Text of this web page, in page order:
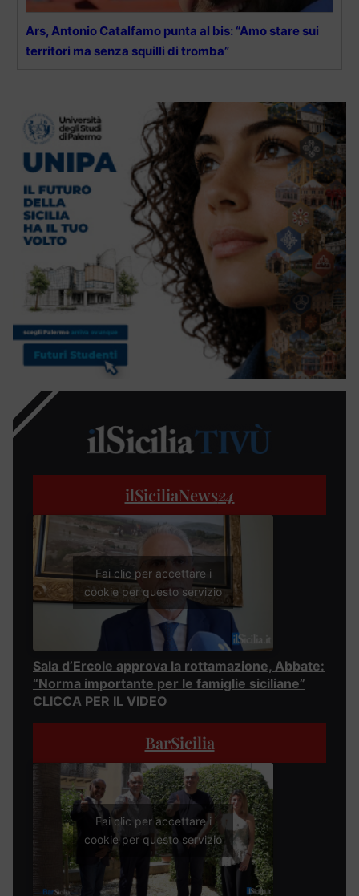
Ars, Antonio Catalfamo punta al bis: “Amo stare sui
territori ma senza squilli di tromba”
ilSiciliaNews24
Fai clic per accettare i
cookie per questo servizio
Sala d’Ercole approva la rottamazione, Abbate:
“Norma importante per le famiglie siciliane”
CLICCA PER IL VIDEO
BarSicilia
Fai clic per accettare i
cookie per questo servizio